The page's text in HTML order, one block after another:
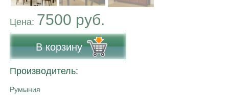
Цена: 7500 руб.
В корзину
Производитель:
Румыния